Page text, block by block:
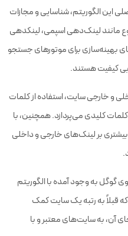
هدف اصلی این الگوریتم، شناسایی و مجازات
مانند لینک‌دهی اسپمی، لینکدهی
بهینه‌سازی برای موتورهای جستجو
و خارجی سایت، استفاده از کلمات
کلیدی می‌پردازد. همچنین، با
بیشتری بر لینک‌های خارجی و داخلی
گوگل به وجود آمده با الگوریتم
قبلاً به رتبه یک سایت کمک
آن، به سایت‌های معتبر و با